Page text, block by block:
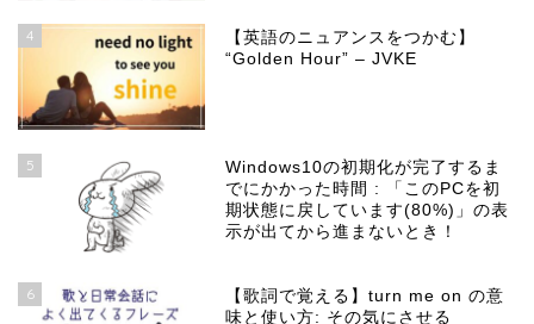
4
【英語のニュアンスをつかむ】
“Golden Hour” – JVKE
5
Windows10の初期化が完了するま
でにかかった時間 : 「このPCを初
期状態に戻しています(80%)」の表
示が出てから進まないとき！
6
【歌詞で覚える】turn me on の意
味と使い方: その気にさせる